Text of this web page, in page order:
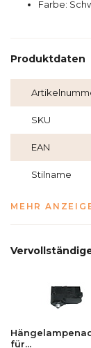
Farbe:
Produktdaten
SKU
EAN
Stilname
MEHR
für...